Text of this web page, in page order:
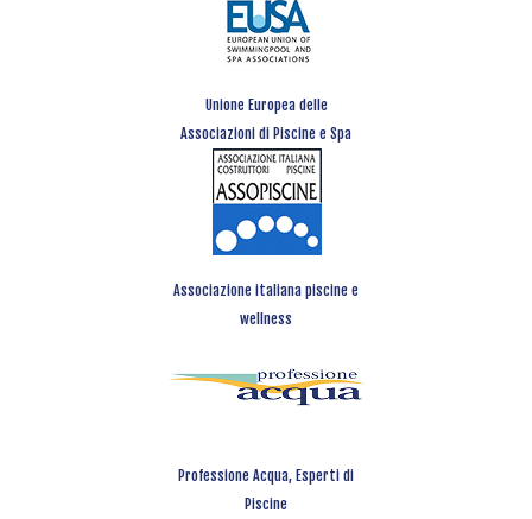
Unione Europea delle
Associazioni di Piscine e Spa
Associazione italiana piscine e
wellness
Professione Acqua, Esperti di
Piscine